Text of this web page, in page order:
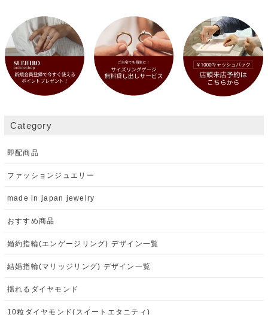
Category
即配商品
ファッションジュエリー
made in japan jewelry
おすすめ商品
婚約指輪(エンゲージリング) デザイン一覧
結婚指輪(マリッジリング) デザイン一覧
揺れるダイヤモンド
10粒ダイヤモンド(スイートエタニティ)